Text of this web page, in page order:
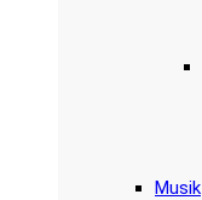
Musik